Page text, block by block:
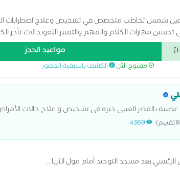
شمس تخاطب متخصص في تشخيص وعلاج اضطرابات
تحسين مهارات الكلام والفهم والتعبير اللغويحالات تأخر
التواصل، بالإضافة إلى تدريب الأطفال على تنمية المهارات
طيف التوحد وفرط الحركة وتشتت الانتباه. اضطراب
ثنائي القطب الاضطرابات السلوكية والوجدانية المشاكل
مواعيد الحجز
مفتوح الآن الكشف باسبقية الحضور
بالقصر العيني خبره في تشخيص و علاج حالات
4369
بعد مسجد التوحيد أمام مول الثريا...